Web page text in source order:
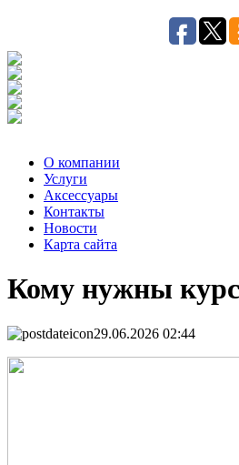
О компании
Услуги
Аксесcуары
Контакты
Новости
Карта сайта
Кому нужны
29.06.2026 02:44